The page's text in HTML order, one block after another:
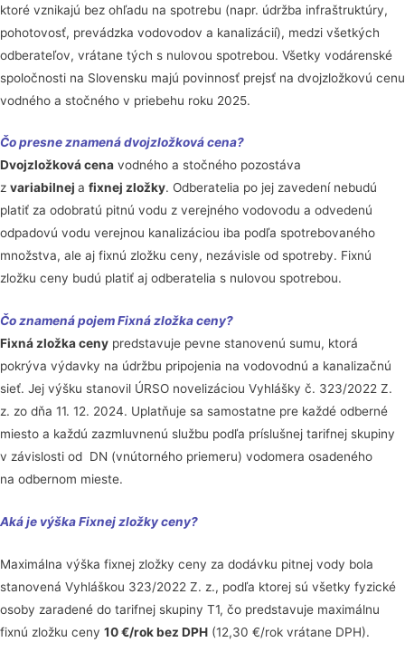
ktoré vznikajú bez ohľadu na spotrebu (napr. údržba infraštruktúry,
pohotovosť, prevádzka vodovodov a kanalizácií), medzi všetkých
odberateľov, vrátane tých s nulovou spotrebou. Všetky vodárenské
spoločnosti na Slovensku majú povinnosť prejsť na dvojzložkovú cenu
vodného a stočného v priebehu roku 2025.
Čo presne znamená dvojzložková cena?
Dvojzložková cena vodného a stočného pozostáva
z variabilnej a fixnej zložky. Odberatelia po jej zavedení nebudú
platiť za odobratú pitnú vodu z verejného vodovodu a odvedenú
odpadovú vodu verejnou kanalizáciou iba podľa spotrebovaného
množstva, ale aj fixnú zložku ceny, nezávisle od spotreby. Fixnú
zložku ceny budú platiť aj odberatelia s nulovou spotrebou.
Čo znamená pojem Fixná zložka ceny?
Fixná zložka ceny predstavuje pevne stanovenú sumu, ktorá
pokrýva výdavky na údržbu pripojenia na vodovodnú a kanalizačnú
sieť. Jej výšku stanovil ÚRSO novelizáciou Vyhlášky č. 323/2022 Z.
z. zo dňa 11. 12. 2024. Uplatňuje sa samostatne pre každé odberné
miesto a každú zazmluvnenú službu podľa príslušnej tarifnej skupiny
v závislosti od DN (vnútorného priemeru) vodomera osadeného
na odbernom mieste.
Aká je výška Fixnej zložky ceny?
Maximálna výška fixnej zložky ceny za dodávku pitnej vody bola
stanovená Vyhláškou 323/2022 Z. z., podľa ktorej sú všetky fyzické
osoby zaradené do tarifnej skupiny T1, čo predstavuje maximálnu
fixnú zložku ceny 10 €/rok bez DPH (12,30 €/rok vrátane DPH).